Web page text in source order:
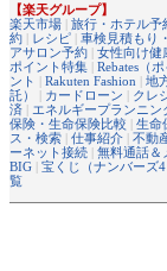
【楽天グループ】
楽天市場 | 旅行・ホテル予
約 | レシピ | 車検見積もり
アサロン予約 | 女性向け健
ポイント特集 | Rebates（
ント | Rakuten Fashion | 地
託）
| カードローン | クレ
済 | エネルギープランニン
保険・生命保険比較 | 生命
ス・検索 | 仕事紹介 | 不動
ーネット接続 | 無料通話＆
BIG | 宝くじ（ナンバーズ4
覧